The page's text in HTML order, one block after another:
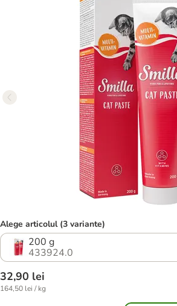
Alege articolul (3 variante)
200 g
433924.0
32,90 lei
164,50 lei / kg